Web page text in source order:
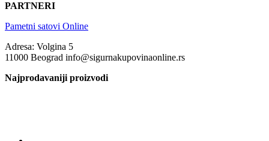
PARTNERI
Pametni satovi Online
Adresa: Volgina 5
11000 Beograd info@sigurnakupovinaonline.rs
Najprodavaniji proizvodi